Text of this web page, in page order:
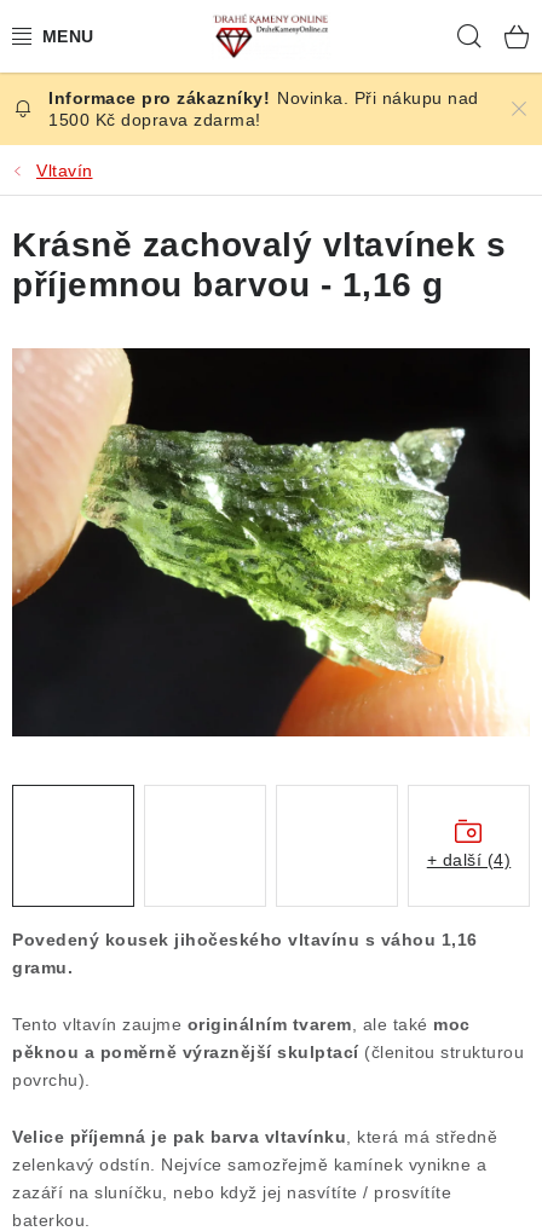
na
ČESKÉ KAMENY
ŠPERKY
KAMENY ZE SVĚTA
BROUŠENÉ
SLEVY
ÚČINKY
KRYSTALY
ČLÁNKY
NALEZIŠTĚ
Ochrana osobních údajů
Formulář pro uplatnění reklamace
Formulář pro odstoupení od smlouvy
Novinka. Při nákupu nad
1500 Kč doprava zdarma!
Vltavín
Povedený kousek jihočeského vltavínu s váhou 1,16
gramu.
Tento vltavín zaujme originálním tvarem , ale také moc
pěknou a poměrně výraznější skulptací(členitou strukturou
povrchu).
Velice příjemná je pak barva vltavínku , která má středně
zelenkavý odstín. Nejvíce samozřejmě kamínek vynikne a
zazáří na sluníčku, nebo když jej nasvítíte / prosvítíte
baterkou.
Krásně zachovalý vltavínek s
příjemnou barvou - 1,16 g
+ další (4)